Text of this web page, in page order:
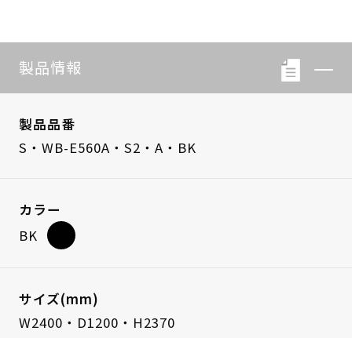
製品情報
製品品番
S・WB-E560A・S2・A・BK
カラー
BK
サイズ(mm)
W2400・D1200・H2370